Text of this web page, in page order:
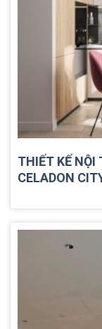
THIẾT KẾ NỘI
CELADON